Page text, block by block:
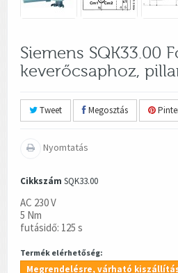
Siemens SQK33.00
keverőcsaphoz,
Tweet Megosztás
Nyomtatás
Cikkszám SQK33.00
AC 230 V
5 Nm
futásidő: 125 s
Termék elérhetőség:
Megrendelésre, várható